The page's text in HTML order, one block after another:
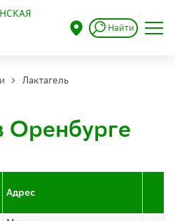
Найти
Лактагель
Оренбурге
Адрес